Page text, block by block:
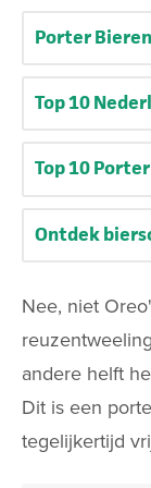
Nee, niet
andere helft
Dit is een
tegelijkertijd
Porter Bieren
Top 10
Top 10 Porter
Ontdek